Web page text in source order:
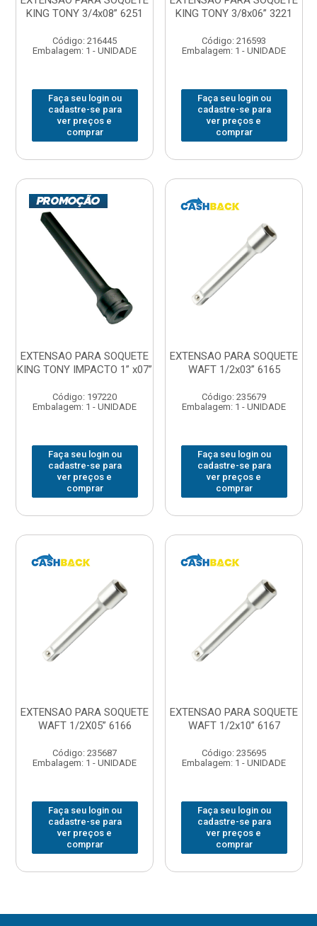
KING TONY 3/4x08” 6251
Código: 216445
Embalagem: 1 - UNIDADE
Faça seu login ou
cadastre-se para
ver preços e
comprar
KING TONY 3/8x06” 3221
Código: 216593
Embalagem: 1 - UNIDADE
Faça seu login ou
cadastre-se para
ver preços e
comprar
EXTENSAO PARA SOQUETE
KING TONY IMPACTO 1” x07”
Código: 197220
Embalagem: 1 - UNIDADE
Faça seu login ou
cadastre-se para
ver preços e
comprar
EXTENSAO PARA SOQUETE
WAFT 1/2x03” 6165
Código: 235679
Embalagem: 1 - UNIDADE
Faça seu login ou
cadastre-se para
ver preços e
comprar
EXTENSAO PARA SOQUETE
WAFT 1/2X05” 6166
Código: 235687
Embalagem: 1 - UNIDADE
Faça seu login ou
cadastre-se para
ver preços e
comprar
EXTENSAO PARA SOQUETE
WAFT 1/2x10” 6167
Código: 235695
Embalagem: 1 - UNIDADE
Faça seu login ou
cadastre-se para
ver preços e
comprar